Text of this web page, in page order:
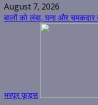
August 7, 2026
बालों को लंबा, घना और चमकदार
भरपूर फूड्स